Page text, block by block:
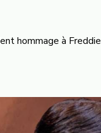
hommage à Freddie